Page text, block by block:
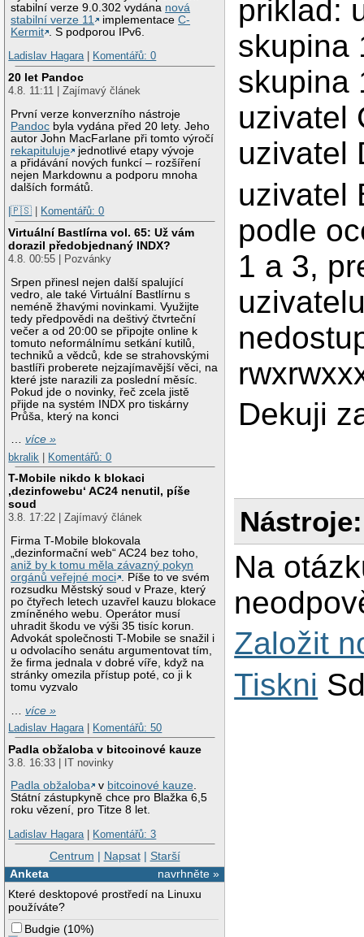
stabilní verze 9.0.302 vydána nová
stabilní verze 11
implementaceC-
Kermit
. S podporou IPv6.
Ladislav Hagara| Komentářů: 0
20 let Pandoc
4.8. 11:11 | Zajímavý článek
První verze konverzního nástroje
Pandoc byla vydána před 20 lety. Jeho
autor John MacFarlane při tomto výročí
rekapituluje
jednotlivé etapy vývoje
a přidávání nových funkcí – rozšíření
nejen Markdownu a podporu mnoha
dalších formátů.
|🇵🇸
Komentářů: 0
Virtuální Bastlírna vol. 65: Už vám
dorazil předobjednaný INDX?
4.8. 00:55 | Pozvánky
Srpen přinesl nejen další spalující
vedro, ale také Virtuální Bastlírnu s
neméně žhavými novinkami. Využijte
tedy předpovědi na deštivý čtvrteční
večer a od 20:00 se připojte online k
tomuto neformálnímu setkání kutilů,
techniků a vědců, kde se strahovskými
bastlíři proberete nejzajímavější věci, na
které jste narazili za poslední měsíc.
Pokud jde o novinky, řeč zcela jistě
přijde na systém INDX pro tiskárny
Průša, který na konci
…více »
bkralik | Komentářů: 0
T-Mobile nikdo k blokaci
‚dezinfowebu‘ AC24 nenutil, píše
soud
3.8. 17:22 | Zajímavý článek
Firma T-Mobile blokovala
„dezinformační web“ AC24 bez toho,
aniž by k tomu měla závazný pokyn
orgánů veřejné moci
. Píše to ve svém
rozsudku Městský soud v Praze, který
po čtyřech letech uzavřel kauzu blokace
zmíněného webu. Operátor musí
uhradit škodu ve výši 35 tisíc korun.
Advokát společnosti T-Mobile se snažil i
u odvolacího senátu argumentovat tím,
že firma jednala v dobré víře, když na
stránky omezila přístup poté, co ji k
tomu vyzvalo
…více »
Ladislav Hagara| Komentářů: 50
Padla obžaloba v bitcoinové kauze
3.8. 16:33 | IT novinky
Padla obžaloba
v bitcoinové kauze.
Státní zástupkyně chce pro Blažka 6,5
roku vězení, pro Titze 8 let.
Ladislav Hagara| Komentářů: 3
Centrum | Napsat| Starší
navrhněte »
Anketa
Které desktopové prostředí na Linuxu
používáte?
Budgie (10%)
priklad:
skupina
skupina
uzivatel
uzivatel
uzivatel
podle
1 a 3,
Dekuji
Nástroje:
Na
Založit
Tiskni